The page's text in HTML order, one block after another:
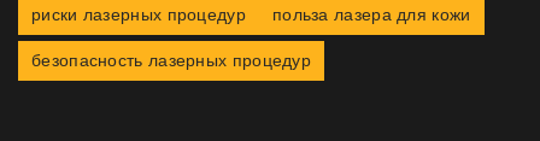
риски лазерных процедур
польза лазера для кожи
безопасность лазерных процедур